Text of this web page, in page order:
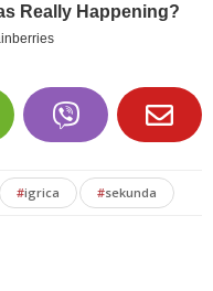
#igrica #sekunda